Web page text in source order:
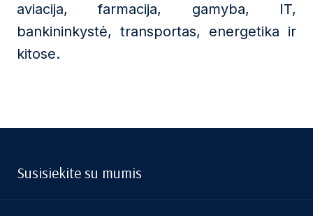
aviacija, farmacija, gamyba, IT,
bankininkystė, transportas, energetika ir
kitose.
Susisiekite su mumis